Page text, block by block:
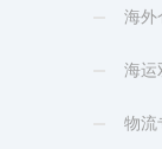
海外
海运
物流